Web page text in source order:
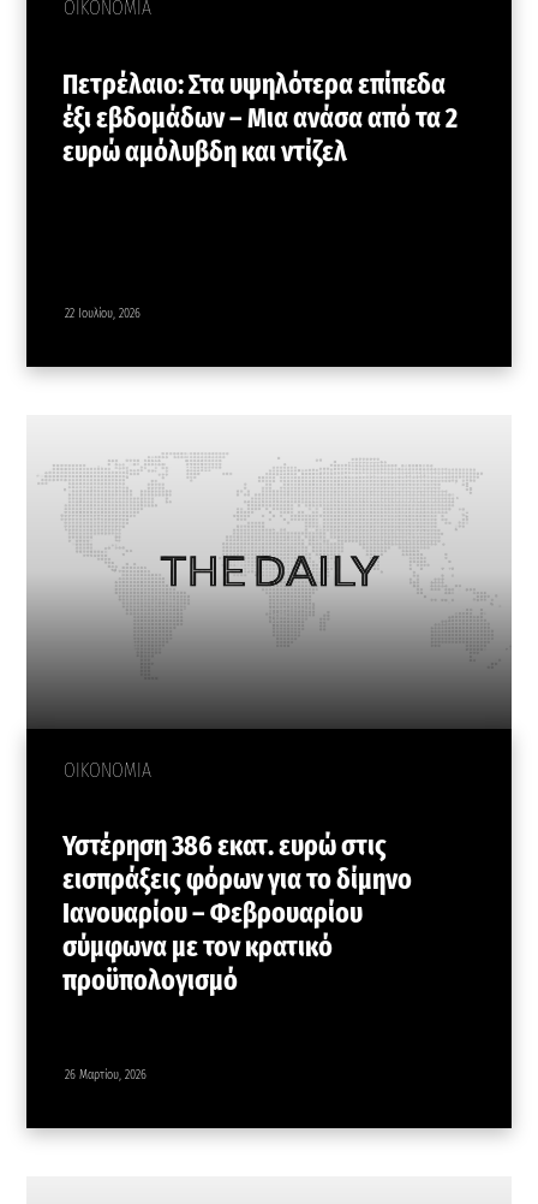
ΟΙΚΟΝΟΜΙΑ
Πετρέλαιο: Στα υψηλότερα επίπεδα
έξι εβδομάδων – Μια ανάσα από τα 2
ευρώ αμόλυβδη και ντίζελ
22 Ιουλίου, 2026
ΟΙΚΟΝΟΜΙΑ
Υστέρηση 386 εκατ. ευρώ στις
εισπράξεις φόρων για το δίμηνο
Ιανουαρίου – Φεβρουαρίου
σύμφωνα με τον κρατικό
προϋπολογισμό
26 Μαρτίου, 2026